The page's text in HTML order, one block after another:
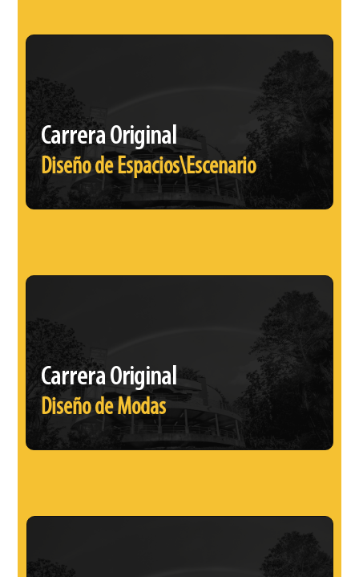
Carrera Original
Diseño de Espacios\Escenario
Carrera Original
Diseño de Modas